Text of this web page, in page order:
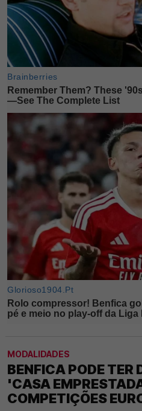
MODALIDADES
BENFICA PODE TER
'CASA
COMPETIÇÕES